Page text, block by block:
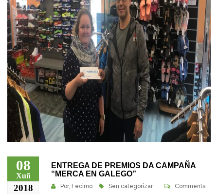
08
Xuñ
2018
ENTREGA DE PREMIOS DA CAMPAÑA
“MERCA EN GALEGO”
Por, Fecimo Sen categorizar
Comments: